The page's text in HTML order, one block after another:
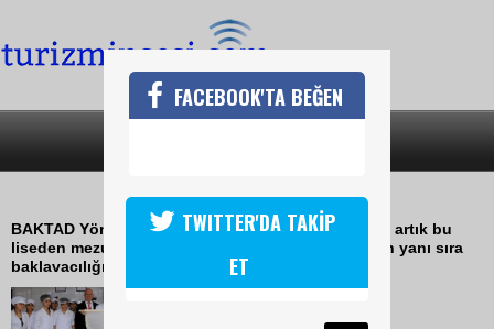
BAKLAVACILARIN OKULU OLDU
BAKTAD Yönetim Kurulu Başkanı Mehmet Yıldırım, artık bu
liseden mezun olacak öğrencilerin unlu mamullerin yanı sıra
baklavacılığı da öğreneceklerini ifade etti.
FACEBOOK'TA BEĞEN
TWITTER'DA TAKİP
ET